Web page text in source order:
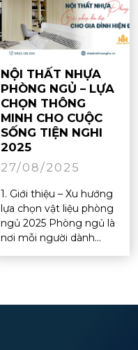
NỘI THẤT NHỰA
PHÒNG NGỦ – LỰA
CHỌN THÔNG
MINH CHO CUỘC
SỐNG TIỆN NGHI
2025
27/08/2025
1. Giới thiệu – Xu hướng
lựa chọn vật liệu phòng
ngủ 2025 Phòng ngủ là
nơi mỗi người dành...